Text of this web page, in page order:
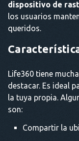
dispositivo de
los usuarios
queridos.
Life360 tiene
destacar. Es ideal
la tuya propia.
son:
Compartir la